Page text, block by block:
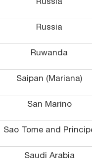
Russia
Ruwanda
Saipan (Mariana)
San Marino
Sao Tome and
Saudi Arabia